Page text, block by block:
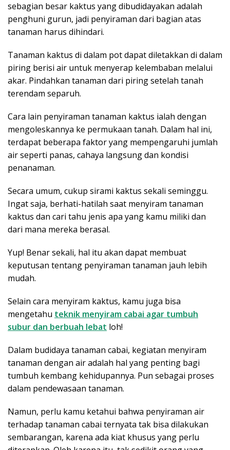
sebagian besar kaktus yang dibudidayakan adalah
penghuni gurun, jadi penyiraman dari bagian atas
tanaman harus dihindari.
Tanaman kaktus di dalam pot dapat diletakkan di dalam
piring berisi air untuk menyerap kelembaban melalui
akar. Pindahkan tanaman dari piring setelah tanah
terendam separuh.
Cara lain penyiraman tanaman kaktus ialah dengan
mengoleskannya ke permukaan tanah. Dalam hal ini,
terdapat beberapa faktor yang mempengaruhi jumlah
air seperti panas, cahaya langsung dan kondisi
penanaman.
Secara umum, cukup sirami kaktus sekali seminggu.
Ingat saja, berhati-hatilah saat menyiram tanaman
kaktus dan cari tahu jenis apa yang kamu miliki dan
dari mana mereka berasal.
Yup! Benar sekali, hal itu akan dapat membuat
keputusan tentang penyiraman tanaman jauh lebih
mudah.
Selain cara menyiram kaktus, kamu juga bisa
mengetahu teknik menyiram cabai agar tumbuh
subur dan berbuah lebat loh!
Dalam budidaya tanaman cabai, kegiatan menyiram
tanaman dengan air adalah hal yang penting bagi
tumbuh kembang kehidupannya. Pun sebagai proses
dalam pendewasaan tanaman.
Namun, perlu kamu ketahui bahwa penyiraman air
terhadap tanaman cabai ternyata tak bisa dilakukan
sembarangan, karena ada kiat khusus yang perlu